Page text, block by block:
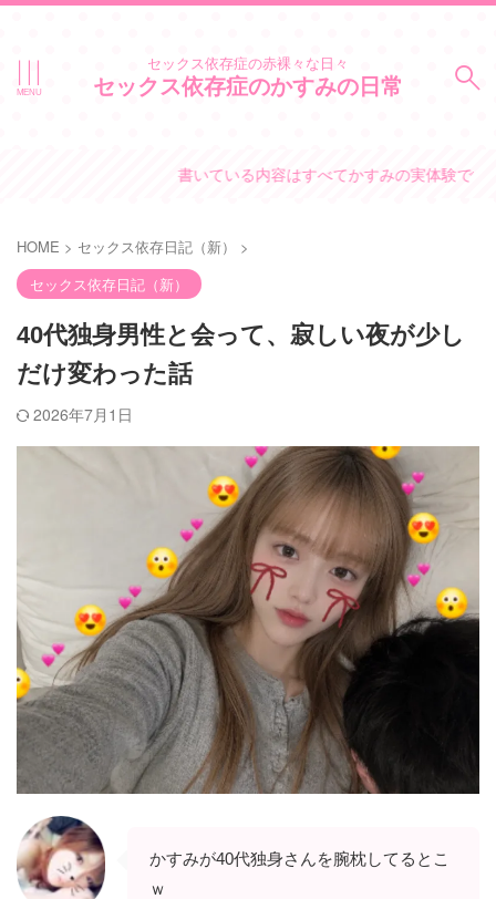
セックス依存症の赤裸々な日々
セックス依存症のかすみの日常
書いている内容はすべてかすみの実体験です。
HOME > セックス依存日記（新）
>
セックス依存日記（新）
40代独身男性と会って、寂しい夜が少し
だけ変わった話
2026年7月1日
かすみが40代独身さんを腕枕してるとこ
ｗ